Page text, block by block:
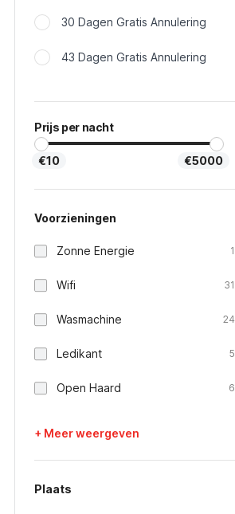
30 Dagen Gratis Annulering
43 Dagen Gratis Annulering
Prijs per nacht
€10 €5000
Voorzieningen
Zonne Energie 1
Wifi 31
Wasmachine 24
Ledikant 5
Open Haard 6
+ Meer weergeven
Plaats